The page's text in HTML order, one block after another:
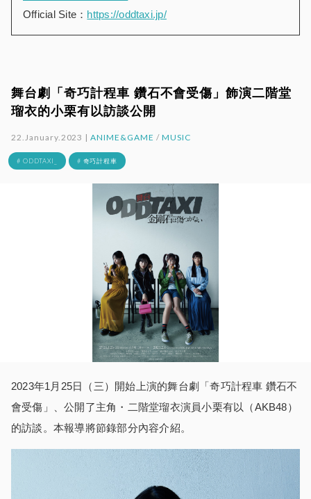
Official Site： https://oddtaxi.jp/
舞台劇「奇巧計程車 鑽石不會受傷」飾演二階堂
瑠衣的小栗有以訪談公開
22.January.2023 |ANIME&GAME / MUSIC
# ODDTAXI_ # 奇巧計程車
2023年1月25日（三）開始上演的舞台劇「奇巧計程車 鑽石不
會受傷」、公開了主角・二階堂瑠衣演員小栗有以（AKB48）
的訪談。本報導將節錄部分內容介紹。